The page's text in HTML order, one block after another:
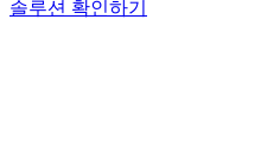
솔루션 확인하기